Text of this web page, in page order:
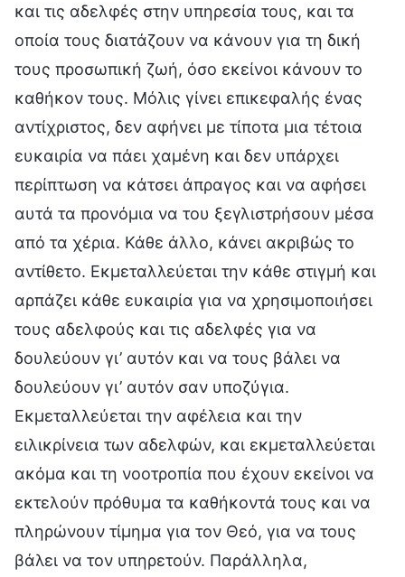
και τις αδελφές στην υπηρεσία τους, και τα
οποία τους διατάζουν να κάνουν για τη δική
τους προσωπική ζωή, όσο εκείνοι κάνουν το
καθήκον τους. Μόλις γίνει επικεφαλής ένας
αντίχριστος, δεν αφήνει με τίποτα μια τέτοια
ευκαιρία να πάει χαμένη και δεν υπάρχει
περίπτωση να κάτσει άπραγος και να αφήσει
αυτά τα προνόμια να του ξεγλιστρήσουν μέσα
από τα χέρια. Κάθε άλλο, κάνει ακριβώς το
αντίθετο. Εκμεταλλεύεται την κάθε στιγμή και
αρπάζει κάθε ευκαιρία για να χρησιμοποιήσει
τους αδελφούς και τις αδελφές για να
δουλεύουν γι’ αυτόν και να τους βάλει να
δουλεύουν γι’ αυτόν σαν υποζύγια.
Εκμεταλλεύεται την αφέλεια και την
ειλικρίνεια των αδελφών, και εκμεταλλεύεται
ακόμα και τη νοοτροπία που έχουν εκείνοι να
εκτελούν πρόθυμα τα καθήκοντά τους και να
πληρώνουν τίμημα για τον Θεό, για να τους
βάλει να τον υπηρετούν. Παράλληλα,